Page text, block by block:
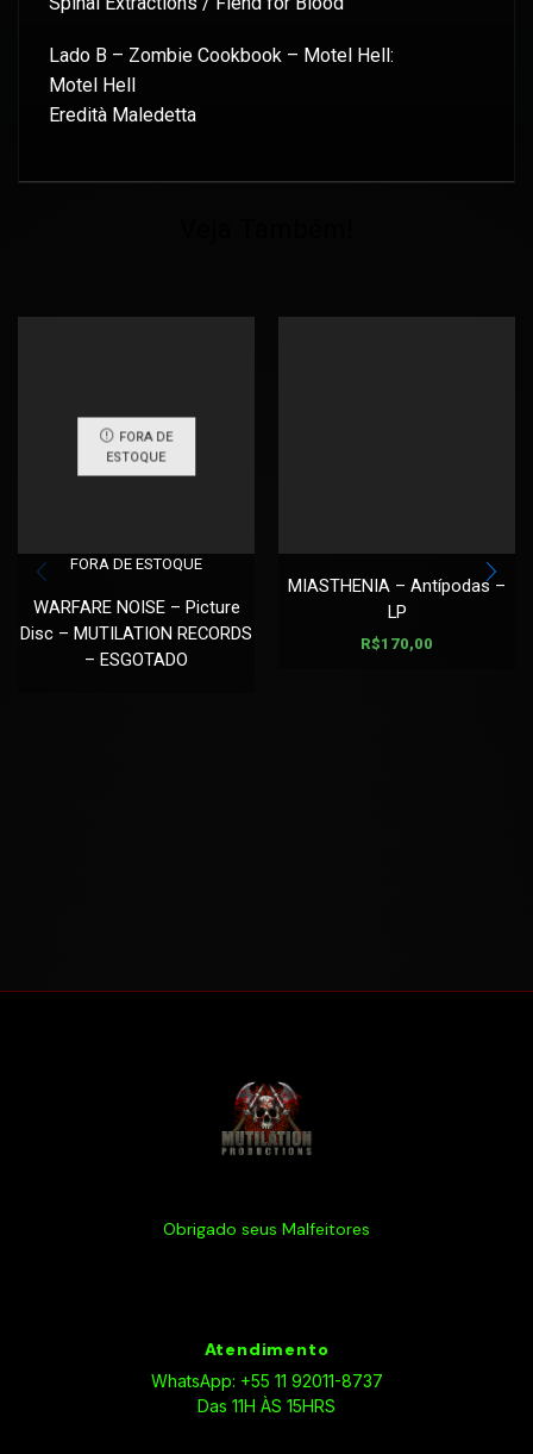
Lado B – Zombie Cookbook – Motel Hell:
Motel Hell
Eredità Maledetta
FORA DE
ESTOQUE
FORA DE ESTOQUE
WARFARE NOISE – Picture
Disc – MUTILATION RECORDS
– ESGOTADO
MIASTHENIA – Antípodas –
LP
R$170,00
Obrigado seus Malfeitores
Atendimento
WhatsApp: +55 11 92011-8737
Das 11H ÀS 15HRS